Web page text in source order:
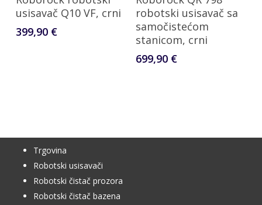
usisavač Q10 VF, crni
399,90 €
robotski usisavač sa
samočistećom
stanicom, crni
699,90 €
Trgovina
Robotski usisavači
Robotski čistač prozora
Robotski čistač bazena